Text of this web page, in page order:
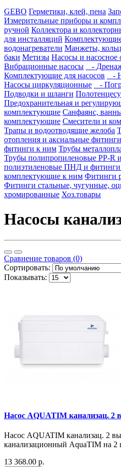
GEBO Герметики, клей, пена
Измерительные приборы и
ручной Коллектора и
для инсталляций
водонагреватели Манжеты,
баки Метизы Насосы и насосное
Вибрационные насосы
-
Комплектующие для насосов
-
Насосы циркуляционные
-
Подводки и шланги
Предохранительная и
комплектующие Санфаянс,
комплектующие Смесители и
Трапы и водоотводящие желоба
отопления и аксиальные фитинги
фитинги к ним Трубы
Трубы полипропиленовые PP-R
полиэтиленовые ПНД и
комплектующие к ним Фитинги
Фитинги стальные, чугунные,
хромированные Хоз.товары
Насосы
Сравнение товаров (0)
Сортировать:
Показывать:
Насос AQUATIM канализац. 2
Насос AQUATIM канализац. 2
канализационный AquaTIM на 2
13 368.00 р.